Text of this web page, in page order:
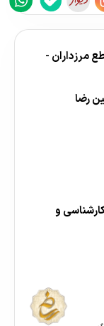
مرزداران -
رضا
و